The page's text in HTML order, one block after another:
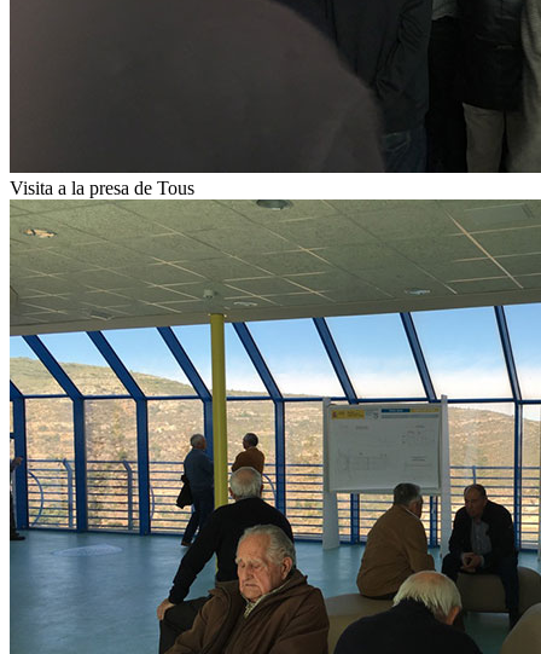
Visita a la presa de Tous